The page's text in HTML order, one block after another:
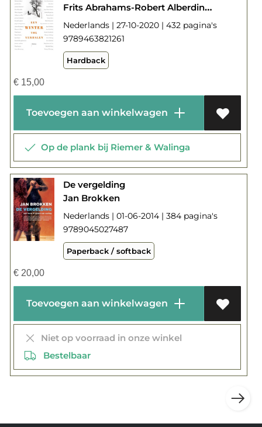
Frits Abrahams-Robert Alberdingk Thijm-Maarten Asscher-Abdelkader Benali-Merijn de Boer-Jan Brokken-Peter Buwalda-Jeroen Brouwers-Thera Coppens-Adriaan van Dis-Jessica Durlacher-Maarten 't Hart-Wim Hazeu-Maria Heiden-Bas Heijne-Daniela Hooghiemstra-Ronald Giphart-Jaap Goedegebuure-Arnon Grunberg-Jeroen van Kan-Wim Kayzer-Anton Korteweg-Gerard van Lennep-Marita Mathijsen-Nicolaas Matsier-Nelleke Noordervliet-Cees Nooteboom-Max Pam-Carel Peeters-Jean Pierre Rawie-Jannie Regnerus-Wanda Reisel-Mark Schaevers-Gijs Scholten van Aschat-Jaap Scholten-Jan Siebelink-Rosita Steenbeek-Kees Verheul-Thomas Verbogt-Ben Verbong-Marjoleine de Vos-Mathilde Waye-Tommy Wieringa
Nederlands | 27-10-2020 | 432 pagina's
9789463821261
Hardback
€15,00
Toevoegen aan winkelwagen
Op de plank bij Riemer & Walinga
De vergelding
Jan Brokken
Nederlands | 01-06-2014 | 384 pagina's
9789045027487
Paperback / softback
€20,00
Toevoegen aan winkelwagen
Niet op voorraad in onze winkel
Bestelbaar